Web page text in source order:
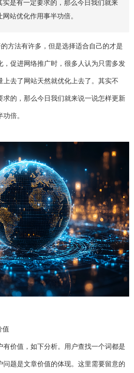
实是有一定要求的，那么今日我们就来
站优化作用事半功倍。
方法有许多，但是选择适合自己的才是
，促进网络推广时，很多人认为只需多发
上去了网站天然就优化上去了。其实不
求的，那么今日我们就来说一说怎样更新
倍。
值
有价值，如下分析。用户查找一个词都是
问题是文章价值的体现。这里需要留意的